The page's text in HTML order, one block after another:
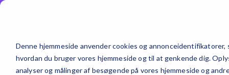
Denne hjemmeside anvender cookies og
hvordan du bruger vores hjemmeside og til at genkende dig.
analyser og målinger af besøgende på vores hjemmeside og